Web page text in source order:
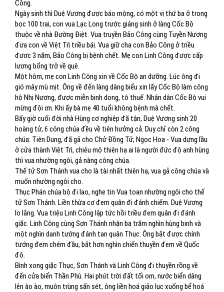
Công.
Ngày sinh thì Duệ Vương được báo mộng, có một vị thứ ba ở trong
bọc 100 trai, con vua Lạc Long trước giáng sinh ở làng Cốc Bộ
thuộc về nhà Đường Điệt. Vua truyền Bảo Công cùng Tuyền Nương
đưa con về Việt Trì triều bái. Vua giữ cha con Bảo Công ở triều
đươc 3 năm, Bảo Công bị bệnh chết. Mẹ con Linh Công được cấp
lương bổng trở về quê.
Một hôm, mẹ con Linh Công xin về Cốc Bộ an dưỡng. Lúc ông đi
gió mây mù mịt. Ông về đến làng dâng biểu xin lấy Cốc Bộ làm công
hộ Nhị Nương, được miễn binh dong, tô thuế. Nhân dân Cốc Bộ vui
mừng đội ơn. Khi ấy bà mẹ 40 tuổi không bệnh mà chết.
Bấy giờ cuối đời nhà Hùng cơ nghiệp đã tận, Duệ Vương sinh 20
hoàng tử, 6 công chúa đều về tiên hưởng cả. Duy chỉ còn 2 công
chúa: Tiên Dung, đã gả cho Chử Đồng Tử; Ngọc Hoa - Vua dựng lầu
ở cửa thành Việt Trì, chiêu mộ thiên hạ ai là người đức độ anh hùng
thì vua nhường ngôi, gả nàng công chúa.
Thế tử Sơn Thánh vua cho là tài nhất thiên hạ, vua gả công chúa và
muốn nhường ngôi cho.
Thục Phán chúa bộ đi lao, nghe tin Vua toan nhường ngôi cho thế
tử Sơn Thánh. Liền thừa cơ đem quân đi đánh chiếm. Duệ Vương
lo lắng. Vua triệu Linh Công lập tức hồi triều đem quân đi đánh
giặc. Linh Công cùng Sơn Thánh nhận ba trăm nghìn hùng binh và
một nghìn danh tướng đánh tan quân Thục. Ông bắt được chính
tướng đem chém đầu, bắt hơn nghìn chiến thuyền đem về Quốc
đô.
Bình xong giặc Thục, Sơn Thánh và Linh Công đi thuyền rồng về
đến cửa biển Thần Phù. Hai phút trời đất tối om, nước biển dâng
lên ào ào, muôn trùng sấn sét, ông liền hoá giảo lục xuống bể hoá